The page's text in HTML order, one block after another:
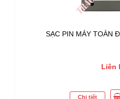
SẠC PIN MÁY TOÀN
Liên
Chi tiết